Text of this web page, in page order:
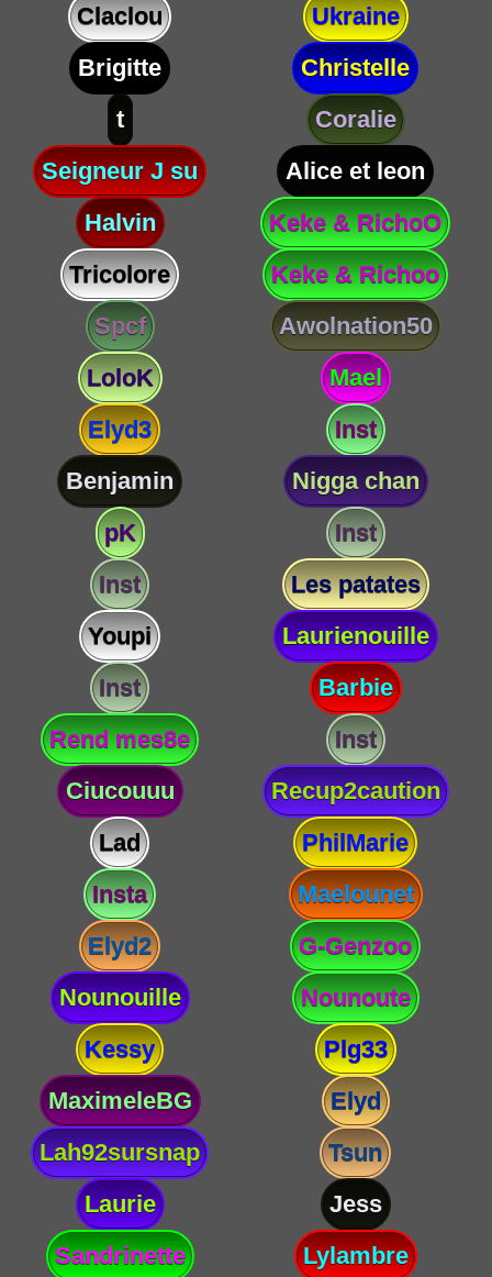
Claclou
Ukraine
Brigitte
Christelle
t
Coralie
Seigneur J su
Alice et leon
Halvin
Keke & RichoO
Tricolore
Keke & Richoo
Spcf
Awolnation50
LoloK
Mael
Elyd3
Inst
Benjamin
Nigga chan
pK
Inst
Inst
Les patates
Youpi
Laurienouille
Inst
Barbie
Rend mes8e
Inst
Ciucouuu
Recup2caution
Lad
PhilMarie
Insta
Maelounet
Elyd2
G-Genzoo
Nounouille
Nounoute
Kessy
Plg33
MaximeleBG
Elyd
Lah92sursnap
Tsun
Laurie
Jess
Sandrinette
Lylambre